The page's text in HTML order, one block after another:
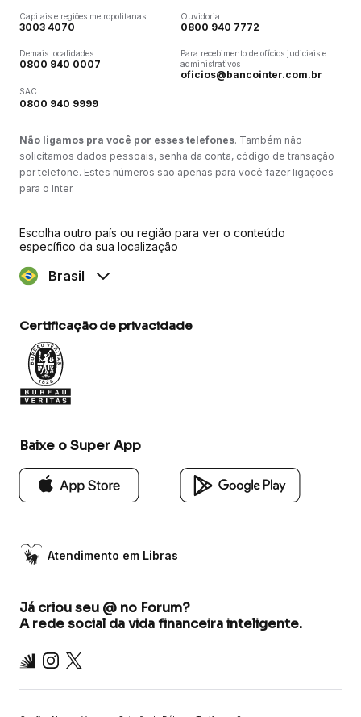
Capitais e regiões metropolitanas
3003 4070
Demais localidades
0800 940 0007
SAC
0800 940 9999
Ouvidoria
0800 940 7772
Para recebimento de ofícios judiciais e
administrativos
oficios@bancointer.com.br
Não ligamos pra você por esses telefones. Também não
solicitamos dados pessoais, senha da conta, código de transação
por telefone. Estes números são apenas para você fazer ligações
para o Inter.
Escolha outro país ou região para ver o conteúdo
específico da sua localização
Brasil
Certificação de privacidade
Baixe o Super App
Atendimento em Libras
Já criou seu @ no Forum?
A rede social da vida financeira inteligente.
Inter Instagram
X